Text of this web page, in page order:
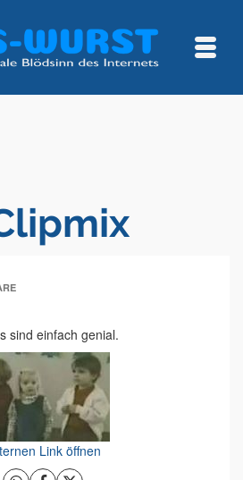
sind einfach genial.
Link öffnen